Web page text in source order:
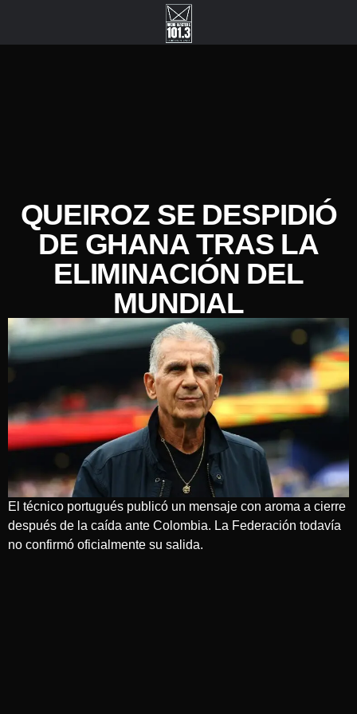
QUEIROZ SE DESPIDIÓ
DE GHANA TRAS LA
ELIMINACIÓN DEL
MUNDIAL
El técnico portugués publicó un mensaje con aroma a cierre
después de la caída ante Colombia. La Federación todavía
no confirmó oficialmente su salida.